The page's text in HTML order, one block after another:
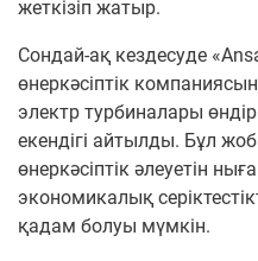
жеткізіп жатыр.
Сондай-ақ кездесуде
өнеркәсіптік
электр турбиналары
екендігі айтылды. Бұл
өнеркәсіптік әлеуетін
экономикалық
қадам болуы мүмкін.